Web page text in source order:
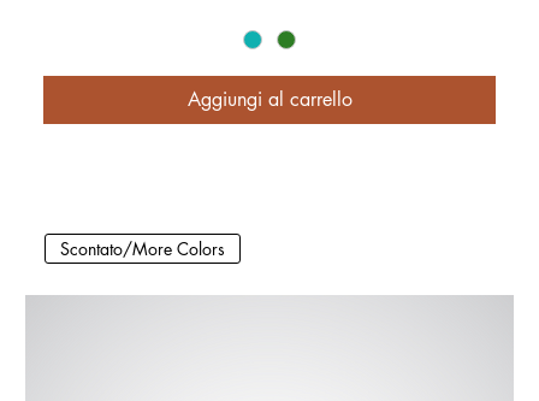
Aggiungi al carrello
Scontato/More Colors